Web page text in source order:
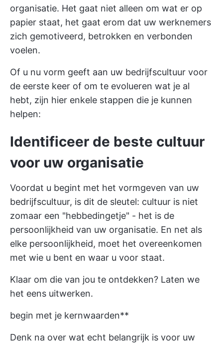
organisatie. Het gaat niet alleen om wat er op
papier staat, het gaat erom dat uw werknemers
zich gemotiveerd, betrokken en verbonden
voelen.
Of u nu vorm geeft aan uw bedrijfscultuur voor
de eerste keer of om te evolueren wat je al
hebt, zijn hier enkele stappen die je kunnen
helpen:
Identificeer de beste cultuur
voor uw organisatie
Voordat u begint met het vormgeven van uw
bedrijfscultuur, is dit de sleutel: cultuur is niet
zomaar een "hebbedingetje" - het is de
persoonlijkheid van uw organisatie. En net als
elke persoonlijkheid, moet het overeenkomen
met wie u bent en waar u voor staat.
Klaar om die van jou te ontdekken? Laten we
het eens uitwerken.
begin met je kernwaarden**
Denk na over wat echt belangrijk is voor uw